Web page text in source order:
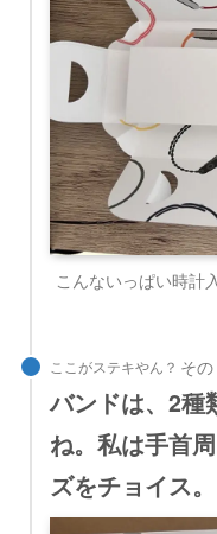
こんないっぱい時計
ここがステキやん？
バンドは、2種
ね。私は手首
ズをチョイス。